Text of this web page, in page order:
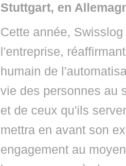
Stuttgart, en
Cette année,
l'entreprise,
humain de
vie des personnes au
et de ceux qu'ils
mettra en avant son
engagement au